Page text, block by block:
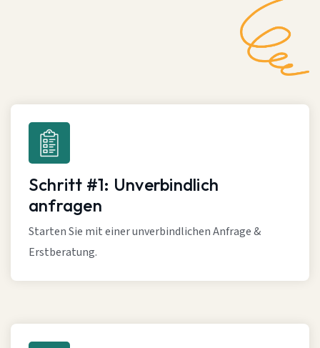
Schritt #1: Unverbindlich
anfragen
Starten Sie mit einer unverbindlichen Anfrage &
Erstberatung.